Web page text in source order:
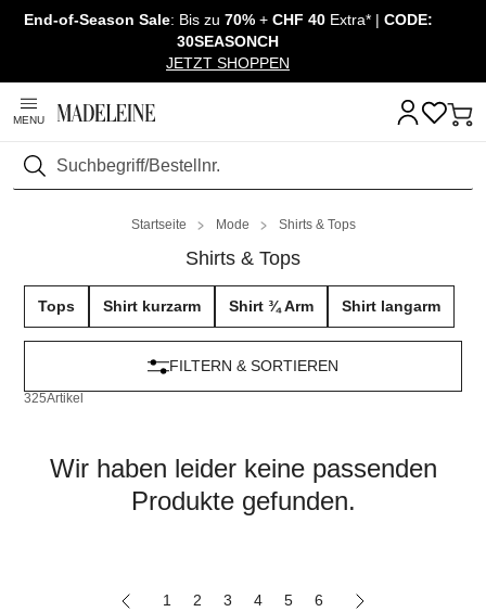
Navigation überspringen, direkt zum Inhalt
End-of-Season Sale: Bis zu 70%+ CHF 40 Extra* | CODE:
30SEASONCH
JETZT SHOPPEN
MENU
Suchen
Startseite Mode Shirts & Tops
Shirts & Tops
Tops Shirt kurzarm Shirt ¾ Arm Shirt langarm
325Artikel
FILTERN & SORTIEREN
Wir haben leider keine passenden
Produkte gefunden.
1 2 3 4 5 6